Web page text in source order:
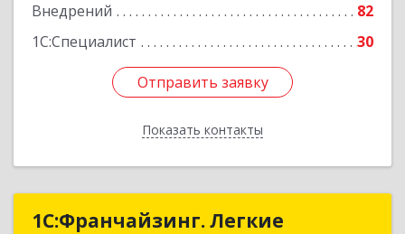
Внедрений
82
1С:Специалист
30
Отправить заявку
Показать контакты
Подробнее
Отправить заявку
Назад
1С:Франчайзинг. Легкие
1С:Франчайзинг. Легкие